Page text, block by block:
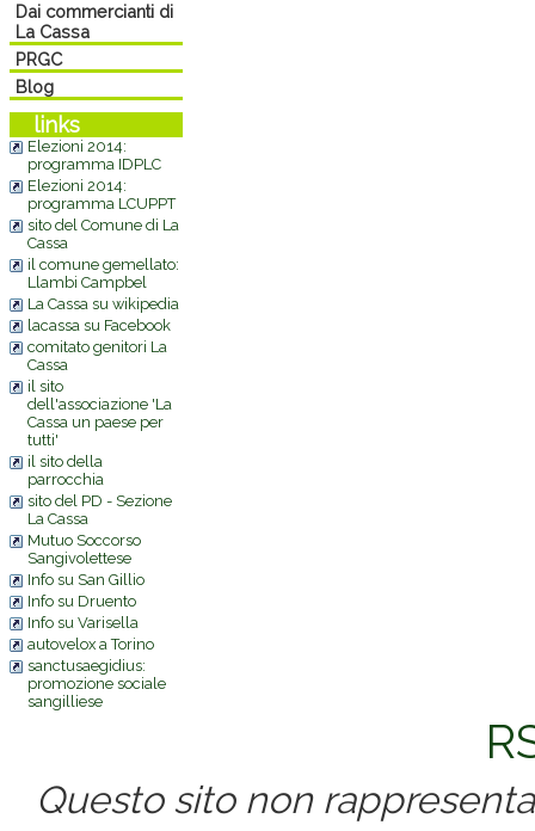
Dai commercianti di
La Cassa
PRGC
Blog
links
Elezioni 2014:
programma IDPLC
Elezioni 2014:
programma LCUPPT
sito del Comune di La
Cassa
il comune gemellato:
Llambi Campbel
La Cassa su wikipedia
lacassa su Facebook
comitato genitori La
Cassa
il sito
dell'associazione 'La
Cassa un paese per
tutti'
il sito della
parrocchia
sito del PD - Sezione
La Cassa
Mutuo Soccorso
Sangivolettese
Info su San Gillio
Info su Druento
Info su Varisella
autovelox a Torino
sanctusaegidius:
promozione sociale
sangilliese
Questo sito non